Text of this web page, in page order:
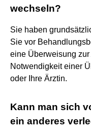
wechseln?
Sie haben
Sie vor
eine Überweisung
Notwendigkeit einer
oder Ihre Ärztin.
Kann man sich
ein anderes